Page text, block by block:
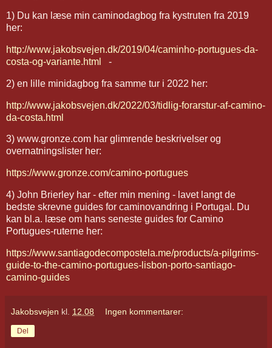
1) Du kan læse min caminodagbog fra kystruten fra 2019
her:
http://www.jakobsvejen.dk/2019/04/caminho-portugues-da-
costa-og-variante.html
-
2) en lille minidagbog fra samme tur i 2022 her:
http://www.jakobsvejen.dk/2022/03/tidlig-forarstur-af-camino-
da-costa.html
3) www.gronze.com har glimrende beskrivelser og
overnatningslister her:
https://www.gronze.com/camino-portugues
4) John Brierley har - efter min mening - lavet langt de
bedste skrevne guides for caminovandring i Portugal. Du
kan bl.a. læse om hans seneste guides for Camino
Portugues-ruterne her:
https://www.santiagodecompostela.me/products/a-pilgrims-
guide-to-the-camino-portugues-lisbon-porto-santiago-
camino-guides
Jakobsvejen kl. 12.08 Ingen kommentarer:
Del